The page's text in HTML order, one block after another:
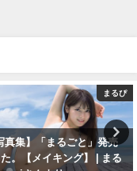
写真
井音乃 写真集PV - 【#櫻井
】21歳、音乃パイセンのオ